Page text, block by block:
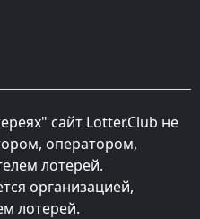
сайт Lotter.Club не
оператором,
лотерей.
организацией,
лотерей.